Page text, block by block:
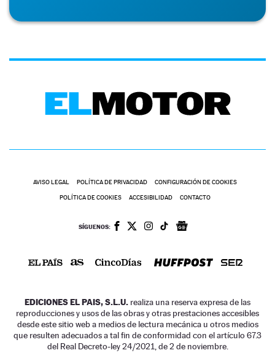
AVISO LEGAL POLÍTICA DE PRIVACIDAD CONFIGURACIÓN DE COOKIES
POLÍTICA DE COOKIES ACCESIBILIDAD CONTACTO
SÍGUENOS:
EDICIONES EL PAIS, S.L.U. realiza una reserva expresa de las
reproducciones y usos de las obras y otras prestaciones accesibles
desde este sitio web a medios de lectura mecánica u otros medios
que resulten adecuados a tal fin de conformidad con el artículo 67.3
del Real Decreto-ley 24/2021, de 2 de noviembre.